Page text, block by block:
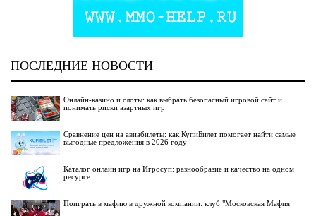
ПОСЛЕДНИЕ НОВОСТИ
Онлайн-казино и слоты: как выбрать безопасный игровой сайт и
понимать риски азартных игр
Сравнение цен на авиабилеты: как КупиБилет помогает найти самые
выгодные предложения в 2026 году
Каталог онлайн игр на Игросуп: разнообразие и качество на одном
ресурсе
Поиграть в мафию в дружной компании: клуб "Московская Мафия